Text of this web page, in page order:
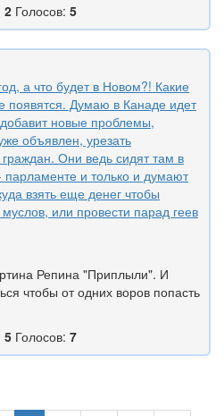
2 Голосов: 5
а что будет в Новом?! Какие
появятся. Думаю в Канаде идет
новые проблемы,
объявлен, урезать
Они ведь сидят там в
и только и думают
взять еще денег чтобы
или провести парад геев
Репина "Приплыли". И
чтобы от одних воров попасть
5 Голосов: 7